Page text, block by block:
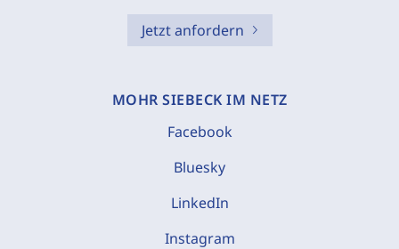
Jetzt anfordern
MOHR SIEBECK IM NETZ
Facebook
Bluesky
LinkedIn
Instagram